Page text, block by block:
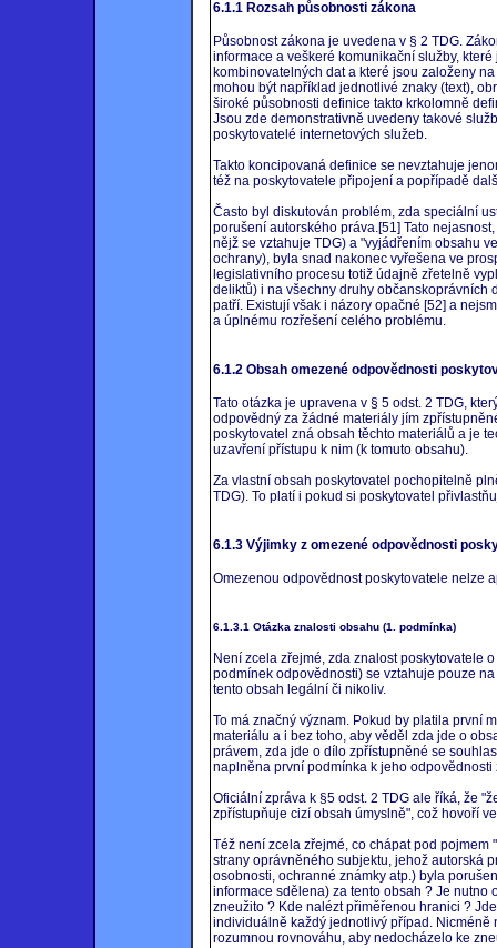
6.1.1 Rozsah působnosti zákona
Působnost zákona je uvedena v § 2 TDG.
informace a veškeré komunikační služby,
kombinovatelných dat a které jsou založeny
mohou být například jednotlivé znaky (text),
široké působnosti definice takto krkolomně
Jsou zde demonstrativně uvedeny takové
poskytovatelé internetových služeb.
Takto koncipovaná definice se nevztahuje
též na poskytovatele připojení a popřípadě
Často byl diskutován problém, zda speciální
porušení autorského práva.[51] Tato
nějž se vztahuje TDG) a "vyjádřením obsahu
ochrany), byla snad nakonec vyřešena ve
legislativního procesu totiž údajně zřetelně
deliktů) i na všechny druhy občanskoprávních
patří. Existují však i názory opačné [52] a
a úplnému rozřešení celého problému.
6.1.2 Obsah omezené odpovědnosti
Tato otázka je upravena v § 5 odst. 2 TDG,
odpovědný za žádné materiály jím
poskytovatel zná obsah těchto materiálů a je
uzavření přístupu k nim (k tomuto obsahu).
Za vlastní obsah poskytovatel pochopitelně
TDG). To platí i pokud si poskytovatel
6.1.3 Výjimky z omezené odpovědnosti
Omezenou odpovědnost poskytovatele nelze
6.1.3.1 Otázka znalosti obsahu (1. podmínka)
Není zcela zřejmé, zda znalost poskytovatele
podmínek odpovědnosti) se vztahuje pouze
tento obsah legální či nikoliv.
To má značný význam. Pokud by platila první
materiálu a i bez toho, aby věděl zda jde o
právem, zda jde o dílo zpřístupněné se
naplněna první podmínka k jeho odpovědnosti
Oficiální zpráva k §5 odst. 2 TDG ale říká, že
zpřístupňuje cizí obsah úmyslně", což hovoří
Též není zcela zřejmé, co chápat pod
strany oprávněného subjektu, jehož autorská
osobnosti, ochranné známky atp.) byla
informace sdělena) za tento obsah ? Je nutno
zneužito ? Kde nalézt přiměřenou hranici ?
individuálně každý jednotlivý případ. Nicméně
rozumnou rovnováhu, aby nedocházelo ke